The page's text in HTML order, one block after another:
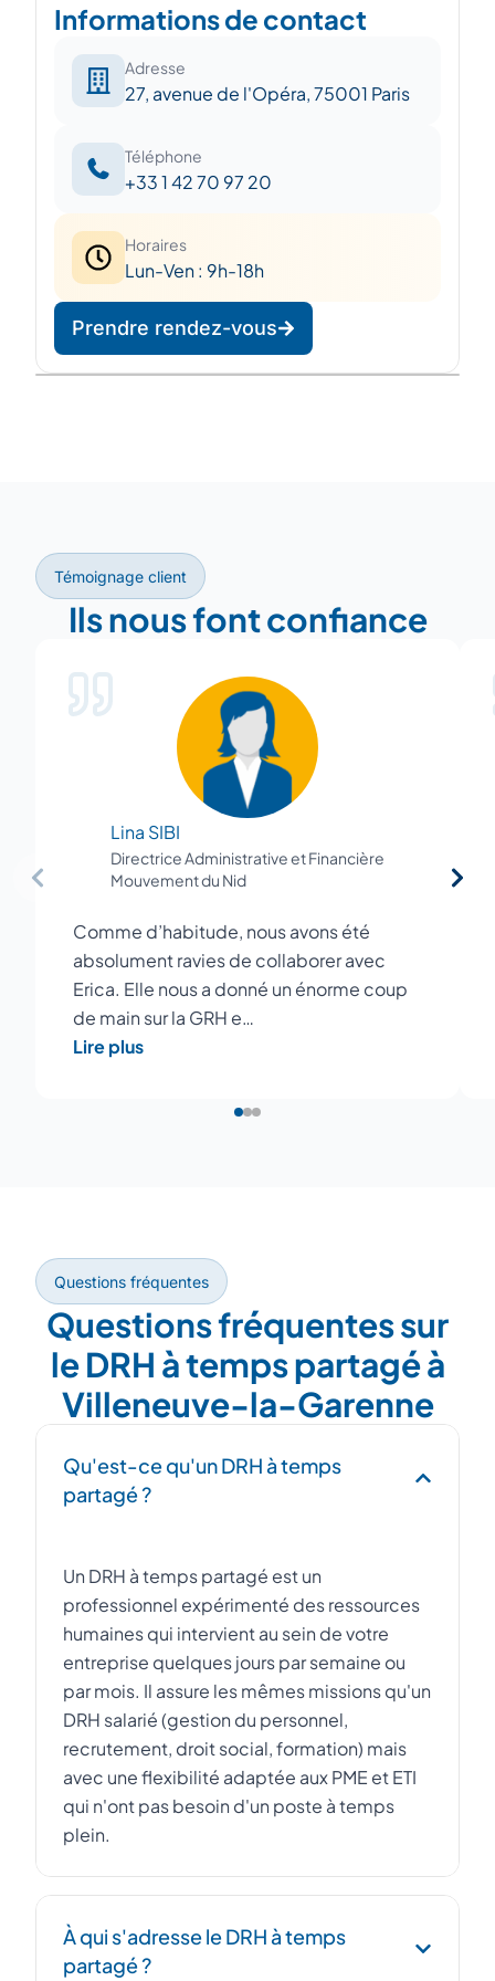
Informations de contact
Adresse
27, avenue de l'Opéra, 75001 Paris
Téléphone
+33 1 42 70 97 20
Horaires
Lun-Ven : 9h-18h
Prendre rendez-vous
Témoignage client
Ils nous font confiance
Lina SIBI
Directrice Administrative et Financière
Mouvement du Nid
Comme d’habitude, nous avons été
absolument ravies de collaborer avec
Erica. Elle nous a donné un énorme coup
de main sur la GRH e…
Lire plus
Questions fréquentes
Questions fréquentes sur
le DRH à temps partagé à
Villeneuve-la-Garenne
Qu'est-ce qu'un DRH à temps
partagé ?
Un DRH à temps partagé est un
professionnel expérimenté des ressources
humaines qui intervient au sein de votre
entreprise quelques jours par semaine ou
par mois. Il assure les mêmes missions qu'un
DRH salarié (gestion du personnel,
recrutement, droit social, formation) mais
avec une flexibilité adaptée aux PME et ETI
qui n'ont pas besoin d'un poste à temps
plein.
À qui s'adresse le DRH à temps
partagé ?